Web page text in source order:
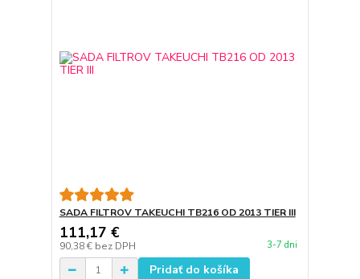
SADA FILTROV TAKEUCHI TB216 OD 2013 TIER III
111,17 €
90,38 € bez DPH 3-7 dni
Pridať do košíka